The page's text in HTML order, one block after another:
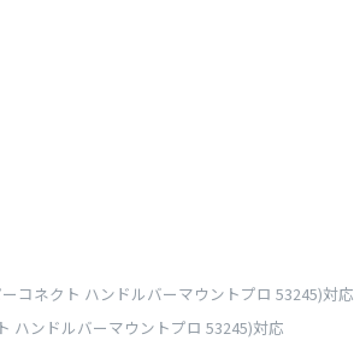
ーコネクト ハンドルバーマウントプロ 53245)対応
ハンドルバーマウントプロ 53245)対応